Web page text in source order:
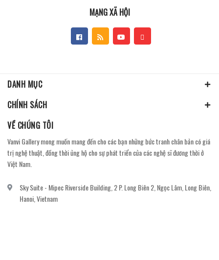
MẠNG XÃ HỘI
DANH MỤC
CHÍNH SÁCH
VỀ CHÚNG TÔI
Vanvi Gallery mong muốn mang đến cho các bạn những bức tranh chân bản có giá
trị nghệ thuật, đồng thời ủng hộ cho sự phát triển của các nghệ sĩ đương thời ở
Việt Nam.
Sky Suite - Mipec Riverside Building, 2 P. Long Biên 2, Ngọc Lâm, Long Biên,
Hanoi, Vietnam